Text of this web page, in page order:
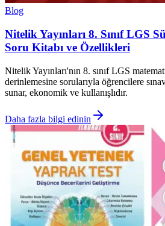
Blog
Nitelik Yayınları 8. Sınıf LGS
Soru Kitabı ve Özellikleri
Nitelik Yayınları'nın 8. sınıf LGS
derinlemesine sorularıyla öğrencilere
sunar, ekonomik ve kullanışlıdır.
Daha fazla bilgi edinin